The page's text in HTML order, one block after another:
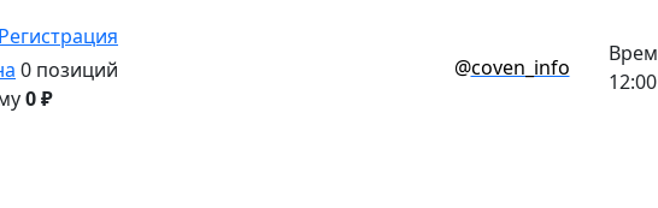
Регистрация
0 позиций
0 ₽
@coven_info